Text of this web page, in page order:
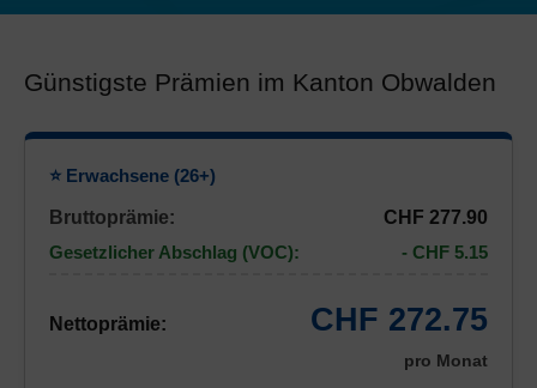
Günstigste Prämien im Kanton Obwalden
⭐ Erwachsene (26+)
Bruttoprämie:
CHF 277.90
Gesetzlicher Abschlag (VOC):
- CHF 5.15
Nettoprämie: CHF 272.75
pro Monat